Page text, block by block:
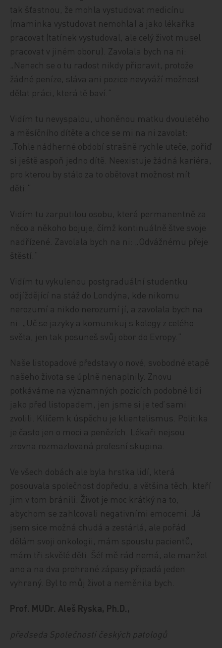
tak šťastnou, že mohla vystudovat medicínu
(maminka vystudovat nemohla) a jako lékařka
pracovat (tatínek vystudoval, ale celý život musel
pracovat v jiném oboru). Zavolala bych na ni:
„Nenech se o tu radost nikdy připravit, protože
žádné peníze, sláva ani pozice nevyváží možnost
dělat práci, která tě baví.“
Vidím tu nevyspalou, uhoněnou matku dvouletého
a měsíčního dítěte a chce se mi na ni zavolat:
„Tohle nádherné období strašně rychle uteče, pořiď
si ještě aspoň jedno dítě. Neexistuje žádná kariéra,
pro kterou by stálo za to obětovat možnost mít
děti.“
Vidím tu zarputilou osobu, která permanentně za
něco a někoho bojuje, čímž kontinuálně štve svoje
nadřízené. Zavolala bych na ni: „Odvážnému přeje
štěstí.“
Vidím tu vykulenou postgraduální studentku
odjíždějící na stáž do Londýna, kde nikomu
nerozumí a nikdo nerozumí jí, a zavolala bych na
ni: „Uč se jazyky a komunikuj s kolegy z celého
světa, jen tak posuneš svůj obor do Evropy.“
Naše listopadové představy o nové, svobodné etapě
našeho života se úplně nenaplnily. Znovu
potkáváme na významných pozicích podobné lidi
jako před listopadem, jen jsme si je teď sami
zvolili. Klíčem k úspěchu je klientelismus. Politika
je často jen o moci a penězích. Lékaři nejsou
zrovna rozmazlovaná profesní skupina.
Ve všech dobách ale byla hrstka lidí, která
posouvala společnost dopředu, a většina těch, kteří
jim v tom bránili. Život je moc krátký na to,
abychom se zahlcovali negativními emocemi. Já
jsem sice možná chudá a zestárlá, ale pořád
dělám svoji onkologii, mám spoustu pacientů,
mám tři skvělé děti. Šéf mě rád nemá, ale manžel
ano a na dva prohrané zápasy připadá jeden
vyhraný. Byl to můj život a neměnila bych.
Prof. MUDr. Aleš Ryska, Ph.D.,
předseda Společnosti českých patologů